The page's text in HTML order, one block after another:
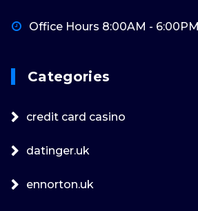
Office Hours 8:00AM - 6:00PM
Categories
credit card casino
datinger.uk
ennorton.uk